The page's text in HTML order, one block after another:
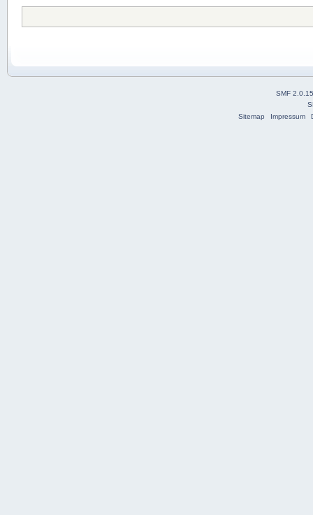
SMF 2.0.15
Sitemap
Impressum